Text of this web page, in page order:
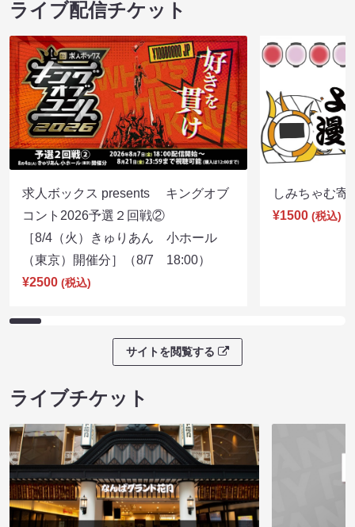
ライブ配信チケット
求人ボックス presents キングオブ
コント2026予選２回戦②
［8/4（火）きゅりあん 小ホール
（東京）開催分］（8/7 18:00）
¥2500 (税込)
しみちゃむ
¥1500 (税込)
サイトを閲覧する
ライブチケット